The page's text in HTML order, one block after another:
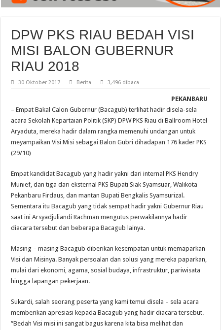
DPW PKS RIAU BEDAH VISI
MISI BALON GUBERNUR
RIAU 2018
30 Oktober 2017 Berita 3,496 dibaca
PEKANBARU
– Empat Bakal Calon Gubernur (Bacagub) terlihat hadir disela-sela
acara Sekolah Kepartaian Politik (SKP) DPW PKS Riau di Ballroom Hotel
Aryaduta, mereka hadir dalam rangka memenuhi undangan untuk
meyampaikan Visi Misi sebagai Balon Gubri dihadapan 176 kader PKS
(29/10)
Empat kandidat Bacagub yang hadir yakni dari internal PKS Hendry
Munief, dan tiga dari eksternal PKS Bupati Siak Syamsuar, Walikota
Pekanbaru Firdaus, dan mantan Bupati Bengkalis Syamsurizal.
Sementara itu Bacagub yang tidak sempat hadir yakni Gubernur Riau
saat ini Arsyadjuliandi Rachman mengutus perwakilannya hadir
diacara tersebut dan beberapa Bacagub lainya.
Masing – masing Bacagub diberikan kesempatan untuk memaparkan
Visi dan Misinya. Banyak persoalan dan solusi yang mereka paparkan,
mulai dari ekonomi, agama, sosial budaya, infrastruktur, pariwisata
hingga lapangan pekerjaan.
Sukardi, salah seorang peserta yang kami temui disela – sela acara
memberikan apresiasi kepada Bacagub yang hadir diacara tersebut.
“Bedah Visi misi ini sangat bagus karena kita bisa melihat dan